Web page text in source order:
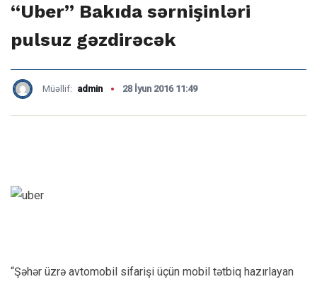
“Uber” Bakıda sərnişinləri
pulsuz gəzdirəcək
Müəllif: admin 28 İyun 2016 11:49
“Şəhər üzrə avtomobil sifarişi üçün mobil tətbiq hazırlayan